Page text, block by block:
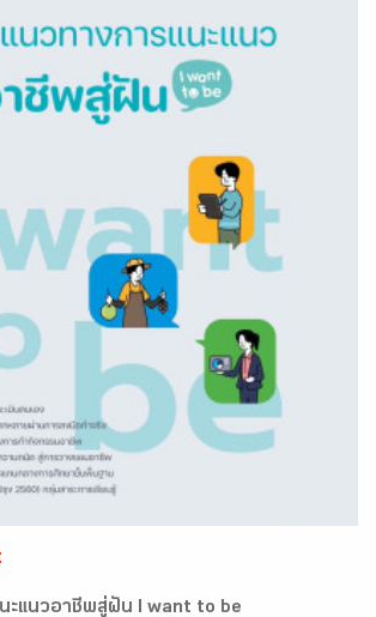
ะแนวอาชีพสู่ฝัน I want to be